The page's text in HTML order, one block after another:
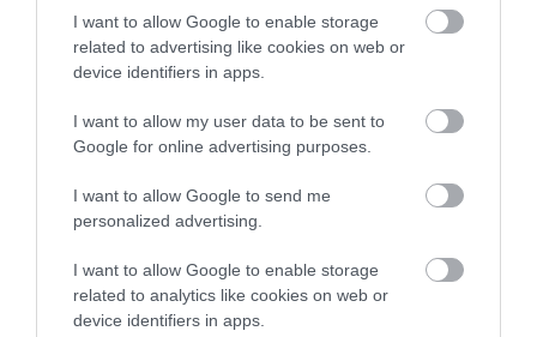
I want to allow Google to enable storage
related to advertising like cookies on web or
device identifiers in apps.
I want to allow my user data to be sent to
Google for online advertising purposes.
I want to allow Google to send me
personalized advertising.
I want to allow Google to enable storage
related to analytics like cookies on web or
device identifiers in apps.
εμφάνιση με πορτοκαλί μπικίνι που
μαγνήτισε τα βλέμματα στη Μύκονο [pics]
ΙΩΑΝΝΑ ΚΑΡΑ
Στέφανος Τσιτσιπάς: Με την «κουκλάρα»
σύντροφό του στην Ελβετία–Η τρυφερή
08.08.2026 | 10:27